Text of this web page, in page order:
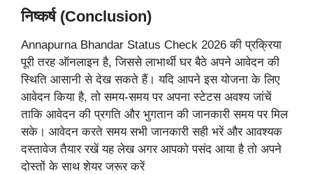
निष्कर्ष (Conclusion)
Annapurna Bhandar Status Check 2026 की प्रक्रिया
पूरी तरह ऑनलाइन है, जिससे लाभार्थी घर बैठे अपने आवेदन की
स्थिति आसानी से देख सकते हैं। यदि आपने इस योजना के लिए
आवेदन किया है, तो समय-समय पर अपना स्टेटस अवश्य जांचें
ताकि आवेदन की प्रगति और भुगतान की जानकारी समय पर मिल
सके। आवेदन करते समय सभी जानकारी सही भरें और आवश्यक
दस्तावेज तैयार रखें यह लेख अगर आपको पसंद आया है तो अपने
दोस्तों के साथ शेयर जरूर करें